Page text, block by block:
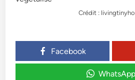
Crédit :
Facebook
WhatsApp